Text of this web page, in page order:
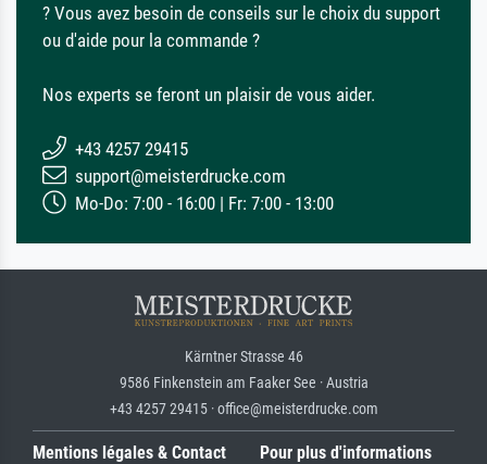
? Vous avez besoin de conseils sur le choix du support
ou d'aide pour la commande ?
Nos experts se feront un plaisir de vous aider.
+43 4257 29415
support@meisterdrucke.com
Mo-Do: 7:00 - 16:00 | Fr: 7:00 - 13:00
Kärntner Strasse 46
9586 Finkenstein am Faaker See · Austria
+43 4257 29415 · office@meisterdrucke.com
Mentions légales & Contact Pour plus d'informations